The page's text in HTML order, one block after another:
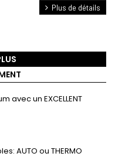
Plus de détails
avec un EXCELLENT
AUTO ou THERMO